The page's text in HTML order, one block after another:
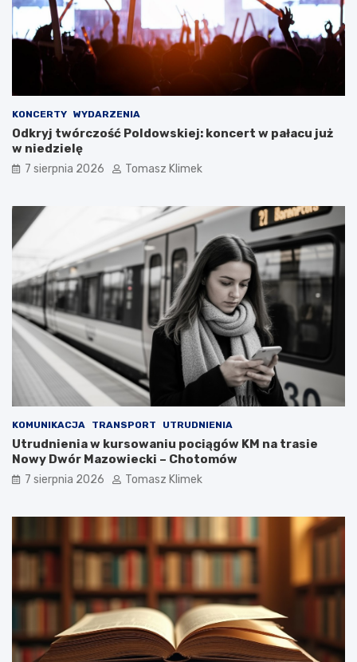
KONCERTY WYDARZENIA
Odkryj twórczość Poldowskiej: koncert w pałacu już
w niedzielę
7 sierpnia 2026 Tomasz Klimek
KOMUNIKACJA TRANSPORT UTRUDNIENIA
Utrudnienia w kursowaniu pociągów KM na trasie
Nowy Dwór Mazowiecki – Chotomów
7 sierpnia 2026 Tomasz Klimek